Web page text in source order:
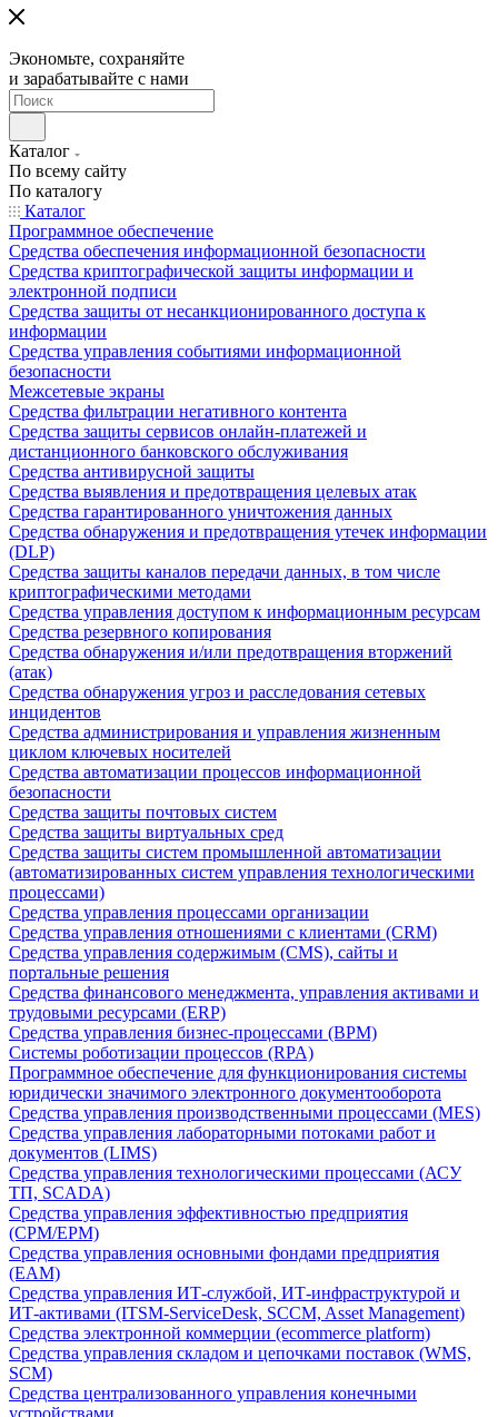
Экономьте, сохраняйте
и зарабатывайте с нами
Каталог
По всему сайту
По каталогу
Каталог
Программное обеспечение
Средства обеспечения информационной безопасности
Средства криптографической защиты информации и
электронной подписи
Средства защиты от несанкционированного доступа к
информации
Средства управления событиями информационной
безопасности
Межсетевые экраны
Средства фильтрации негативного контента
Средства защиты сервисов онлайн-платежей и
дистанционного банковского обслуживания
Средства антивирусной защиты
Средства выявления и предотвращения целевых атак
Средства гарантированного уничтожения данных
Средства обнаружения и предотвращения утечек информации
(DLP)
Средства защиты каналов передачи данных, в том числе
криптографическими методами
Средства управления доступом к информационным ресурсам
Средства резервного копирования
Средства обнаружения и/или предотвращения вторжений
(атак)
Средства обнаружения угроз и расследования сетевых
инцидентов
Средства администрирования и управления жизненным
циклом ключевых носителей
Средства автоматизации процессов информационной
безопасности
Средства защиты почтовых систем
Средства защиты виртуальных сред
Средства защиты систем промышленной автоматизации
(автоматизированных систем управления технологическими
процессами)
Средства управления процессами организации
Средства управления отношениями с клиентами (CRM)
Средства управления содержимым (CMS), сайты и
портальные решения
Средства финансового менеджмента, управления активами и
трудовыми ресурсами (ERP)
Средства управления бизнес-процессами (BPM)
Системы роботизации процессов (RPA)
Программное обеспечение для функционирования системы
юридически значимого электронного документооборота
Средства управления производственными процессами (MES)
Средства управления лабораторными потоками работ и
документов (LIMS)
Средства управления технологическими процессами (АСУ
ТП, SCADA)
Средства управления эффективностью предприятия
(CPM/EPM)
Средства управления основными фондами предприятия
(EAM)
Средства управления ИТ-службой, ИТ-инфраструктурой и
ИТ-активами (ITSM-ServiceDesk, SCCM, Asset Management)
Средства электронной коммерции (ecommerce platform)
Средства управления складом и цепочками поставок (WMS,
SCM)
Средства централизованного управления конечными
устройствами